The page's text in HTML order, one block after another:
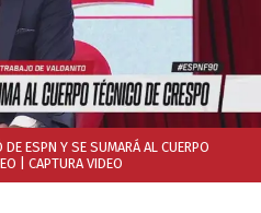
ESPN Y SE SUMARÁ AL CUERPO
| CAPTURA VIDEO